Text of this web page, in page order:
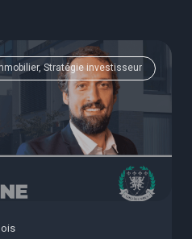
Stratégie investisseur